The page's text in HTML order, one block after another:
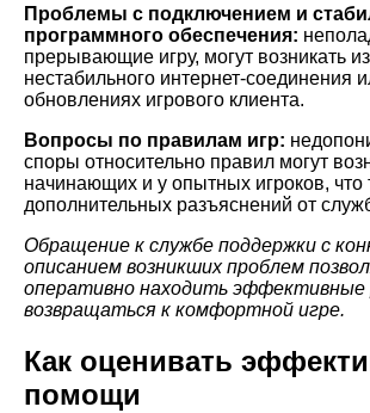
Проблемы с подключением и
программного обеспечения:
прерывающие игру, могут возникать
нестабильного интернет-соединения
обновлениях игрового клиента.
Вопросы по правилам игр:
споры относительно правил могут
начинающих и у опытных игроков, что
дополнительных разъяснений от
Обращение к службе поддержки с
описанием возникших проблем
оперативно находить эффективные
возвращаться к комфортной игре.
Как оценивать
помощи